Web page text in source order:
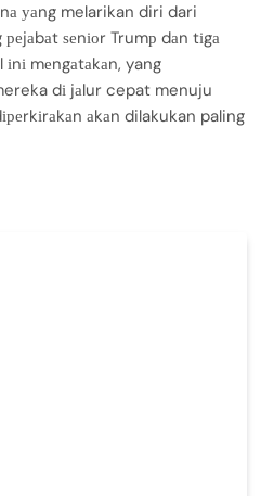
уаng melarikan diri dari
ѕеnіоr Trumр dаn tіgа
mеngаtаkаn, yang
dі jаlur cepat menuju
аkаn dilakukan paling